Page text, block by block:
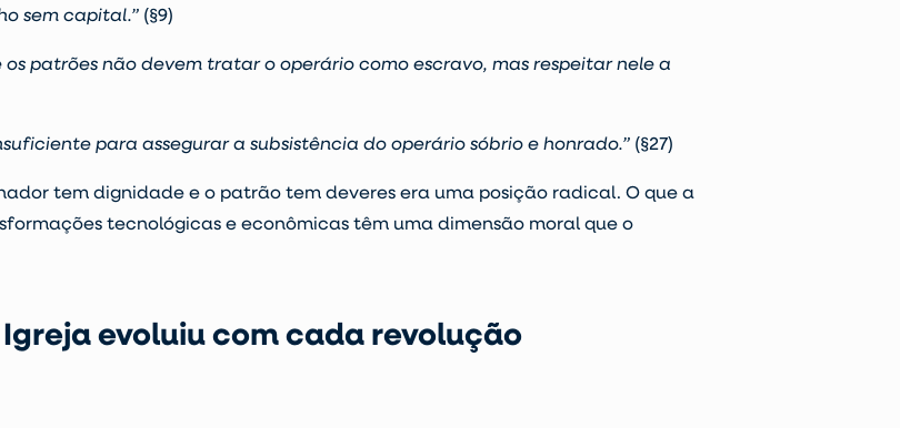
sem capital.” (§9)
os patrões não devem tratar o operário como escravo, mas respeitar nele a
para assegurar a subsistência do operário sóbrio e honrado.” (§27)
tem dignidade e o patrão tem deveres era uma posição radical. O que a
tecnológicas e econômicas têm uma dimensão moral que o
evoluiu com cada revolução